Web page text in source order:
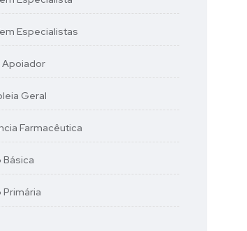
Especialistas
Apoiador
Geral
Farmacêutica
Básica
Primária